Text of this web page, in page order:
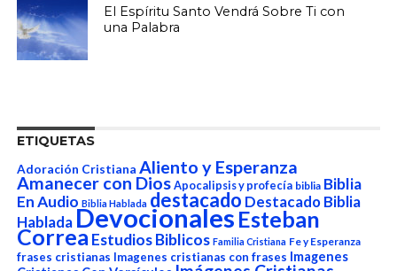
El Espíritu Santo Vendrá Sobre Ti con
una Palabra
ETIQUETAS
Adoración Cristiana Aliento y Esperanza
Amanecer con Dios Apocalipsis y profecía biblia Biblia
En Audio Biblia Hablada destacado Destacado Biblia
HabladaDevocionalesEsteban
Correa Estudios Biblicos Familia Cristiana Fe y Esperanza
frases cristianas Imagenes cristianas con frases Imagenes